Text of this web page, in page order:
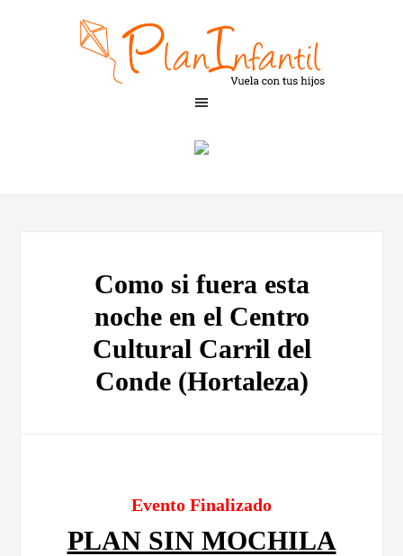
Como si fuera esta
noche en el Centro
Cultural Carril del
Conde (Hortaleza)
Evento Finalizado
PLAN SIN MOCHILA